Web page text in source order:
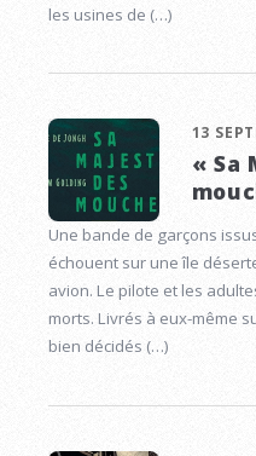
les usines de (…)
13
« Sa
Une bande de garçons
échouent sur une île
avion. Le pilote et les
morts. Livrés à eux-même
bien décidés (…)